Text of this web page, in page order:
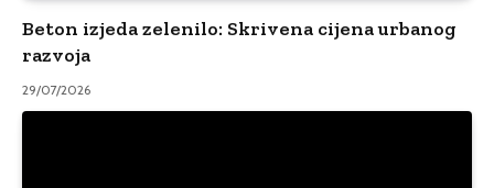
Beton izjeda zelenilo: Skrivena cijena urbanog
razvoja
29/07/2026